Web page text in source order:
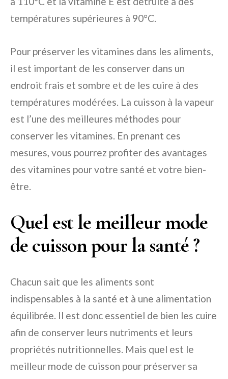
températures supérieures à 90°C.
Pour préserver les vitamines dans les aliments,
il est important de les conserver dans un
endroit frais et sombre et de les cuire à des
températures modérées. La cuisson à la vapeur
est l’une des meilleures méthodes pour
conserver les vitamines. En prenant ces
mesures, vous pourrez profiter des avantages
des vitamines pour votre santé et votre bien-
être.
Quel est le meilleur mode
de cuisson pour la santé ?
Chacun sait que les aliments sont
indispensables à la santé et à une alimentation
équilibrée. Il est donc essentiel de bien les cuire
afin de conserver leurs nutriments et leurs
propriétés nutritionnelles. Mais quel est le
meilleur mode de cuisson pour préserver sa